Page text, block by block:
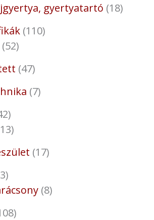
gyertyatartó 18
110
52
47
7
13
17
8